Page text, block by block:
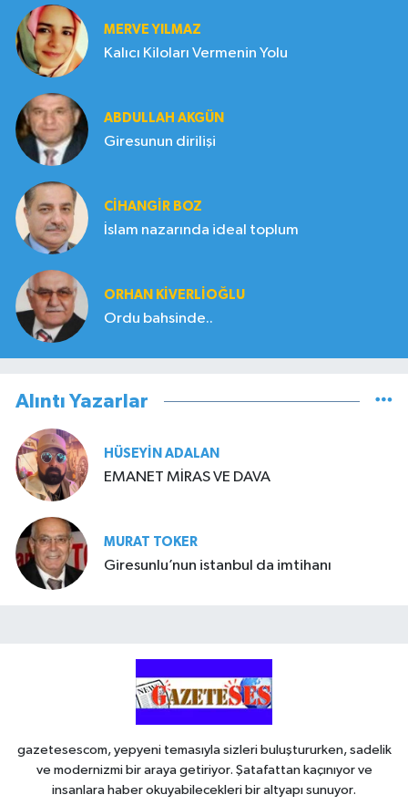
MERVE YILMAZ
Kalıcı Kiloları Vermenin Yolu
ABDULLAH AKGÜN
Giresunun dirilişi
CIHANGIR BOZ
İslam nazarında ideal toplum
ORHAN KIVERLIOĞLU
Ordu bahsinde..
Alıntı Yazarlar
HÜSEYIN ADALAN
EMANET MİRAS VE DAVA
MURAT TOKER
Giresunlu’nun istanbul da imtihanı
gazetesescom, yepyeni temasıyla sizleri buluştururken, sadelik
ve modernizmi bir araya getiriyor. Şatafattan kaçınıyor ve
insanlara haber okuyabilecekleri bir altyapı sunuyor.